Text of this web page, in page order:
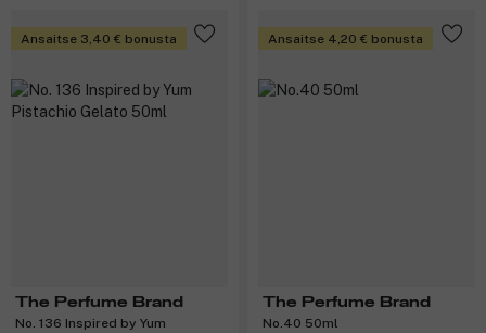
Ansaitse 3,40 € bonusta
The Perfume Brand
No. 136 Inspired by Yum
Ansaitse 4,20 € bonusta
The Perfume Brand
No.40 50ml